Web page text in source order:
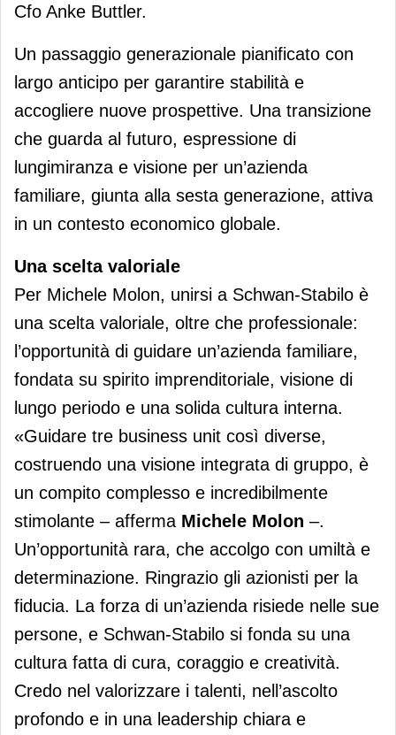
Cfo Anke Buttler.
Un passaggio generazionale pianificato con
largo anticipo per garantire stabilità e
accogliere nuove prospettive. Una transizione
che guarda al futuro, espressione di
lungimiranza e visione per un’azienda
familiare, giunta alla sesta generazione, attiva
in un contesto economico globale.
Una scelta valoriale
Per Michele Molon, unirsi a Schwan-Stabilo è
una scelta valoriale, oltre che professionale:
l’opportunità di guidare un’azienda familiare,
fondata su spirito imprenditoriale, visione di
lungo periodo e una solida cultura interna.
«Guidare tre business unit così diverse,
costruendo una visione integrata di gruppo, è
un compito complesso e incredibilmente
stimolante – afferma Michele Molon –.
Un’opportunità rara, che accolgo con umiltà e
determinazione. Ringrazio gli azionisti per la
fiducia. La forza di un’azienda risiede nelle sue
persone, e Schwan-Stabilo si fonda su una
cultura fatta di cura, coraggio e creatività.
Credo nel valorizzare i talenti, nell’ascolto
profondo e in una leadership chiara e